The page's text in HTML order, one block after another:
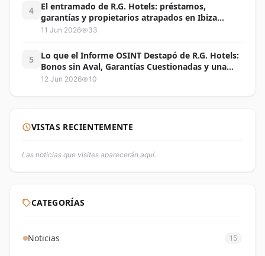
4
El entramado de R.G. Hotels: préstamos,
garantías y propietarios atrapados en Ibiza
Coronado
11 Jun 2026 33
5
Lo que el Informe OSINT Destapó de R.G. Hotels:
Bonos sin Aval, Garantías Cuestionadas y una
Quiebra con Centenares de Víctimas
12 Jun 2026 10
VISTAS RECIENTEMENTE
Las noticias que visites aparecerán aquí.
CATEGORÍAS
Noticias 15